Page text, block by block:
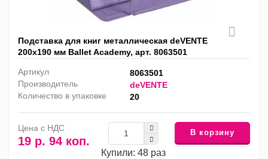
Подставка для книг металлическая deVENTE
200х190 мм Ballet Academy, арт. 8063501
Артикул
8063501
Производитель
deVENTE
Количество в упаковке
20
Цена с НДС
19 р. 94 коп.
Купили: 48 раз
В корзину